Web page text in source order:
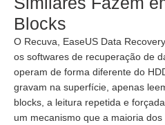
Blocks
O Recuva, EaseUS Data
os softwares de recuperação de
operam de forma diferente do
gravam na superfície, apenas
blocks, a leitura repetida e
um mecanismo que a maioria